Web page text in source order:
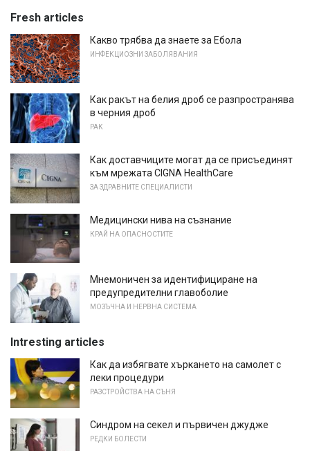
Fresh articles
Какво трябва да знаете за Ебола
ИНФЕКЦИОЗНИ ЗАБОЛЯВАНИЯ
Как ракът на белия дроб се разпространява
в черния дроб
РАК
Как доставчиците могат да се присъединят
към мрежата CIGNA HealthCare
ЗА ЗДРАВНИТЕ СПЕЦИАЛИСТИ
Медицински нива на съзнание
КРАЙ НА ОПАСНОСТИТЕ
Мнемоничен за идентифициране на
предупредителни главоболие
МОЗЪЧНА И НЕРВНА СИСТЕМА
Intresting articles
Как да избягвате хъркането на самолет с
леки процедури
РАЗСТРОЙСТВА НА СЪНЯ
Синдром на секел и първичен джудже
РЕДКИ БОЛЕСТИ